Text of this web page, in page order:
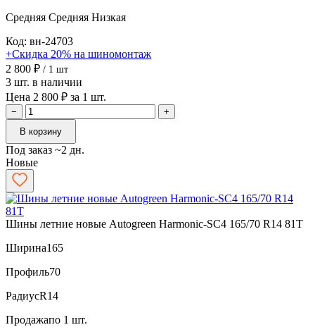
Средняя Средняя Низкая
Код: вн-24703
+Скидка 20% на шиномонтаж
2 800 ₽ / 1 шт
3 шт. в наличии
Цена 2 800 ₽ за 1 шт.
−
+
В корзину
Под заказ ~2 дн.
Новые
Шины летние новые Autogreen Harmonic-SC4 165/70 R14 81T
Ширина165
Профиль70
РадиусR14
Продажапо 1 шт.